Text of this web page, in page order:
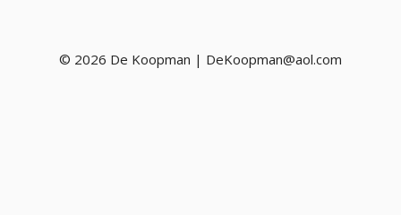
© 2026 De Koopman | DeKoopman@aol.com